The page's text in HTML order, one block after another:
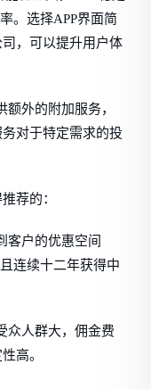
。选择APP界面简
，可以提升用户体
外的附加服务，
对于特定需求的投
荐的：
户的优惠空间
连续十二年获得中
众人群大，佣金费
高。